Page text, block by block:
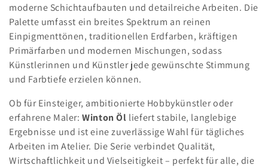
moderne Schichtaufbauten und detailreiche Arbeiten. Die
Palette umfasst ein breites Spektrum an reinen
Einpigmenttönen, traditionellen Erdfarben, kräftigen
Primärfarben und modernen Mischungen, sodass
Künstlerinnen und Künstler jede gewünschte Stimmung
und Farbtiefe erzielen können.
Ob für Einsteiger, ambitionierte Hobbykünstler oder
erfahrene Maler:Winton Öl liefert stabile, langlebige
Ergebnisse und ist eine zuverlässige Wahl für tägliches
Arbeiten im Atelier. Die Serie verbindet Qualität,
Wirtschaftlichkeit und Vielseitigkeit – perfekt für alle, die